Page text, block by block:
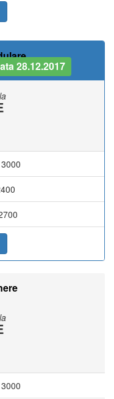
28.12.2017
3000
3000